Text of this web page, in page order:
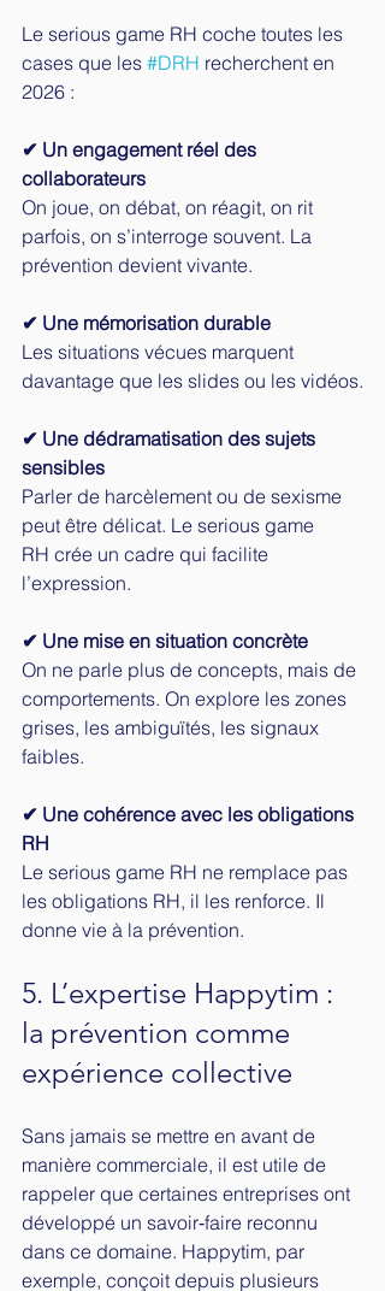
Le serious game RH coche toutes les
cases que les #DRH recherchent en
2026 :
✔ Un engagement réel des
collaborateurs
On joue, on débat, on réagit, on rit
parfois, on s’interroge souvent. La
prévention devient vivante.
✔ Une mémorisation durable
Les situations vécues marquent
davantage que les slides ou les vidéos.
✔ Une dédramatisation des sujets
sensibles
Parler de harcèlement ou de sexisme
peut être délicat. Le serious game
RH crée un cadre qui facilite
l’expression.
✔ Une mise en situation concrète
On ne parle plus de concepts, mais de
comportements. On explore les zones
grises, les ambiguïtés, les signaux
faibles.
✔ Une cohérence avec les obligations
RH
Le serious game RH ne remplace pas
les obligations RH, il les renforce. Il
donne vie à la prévention.
5. L’expertise Happytim :
la prévention comme
expérience collective
Sans jamais se mettre en avant de
manière commerciale, il est utile de
rappeler que certaines entreprises ont
développé un savoir‑faire reconnu
dans ce domaine. Happytim, par
exemple, conçoit depuis plusieurs